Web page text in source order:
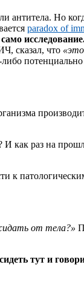
антитела. Но
paradox of
сказал, что
И как раз на
к
от тела?»
тут и